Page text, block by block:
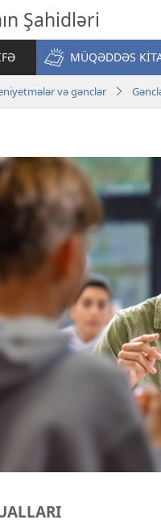
Şahidləri
MÜQƏDDƏS
və gənclər